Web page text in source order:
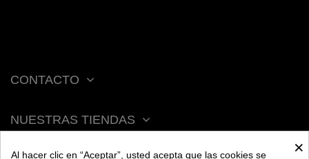
CONTACTO
NUESTRAS TIENDAS
×
Al hacer clic en “Aceptar”, usted acepta que las cookies se